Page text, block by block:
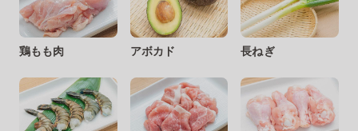
鶏もも肉 アボカド 長ねぎ